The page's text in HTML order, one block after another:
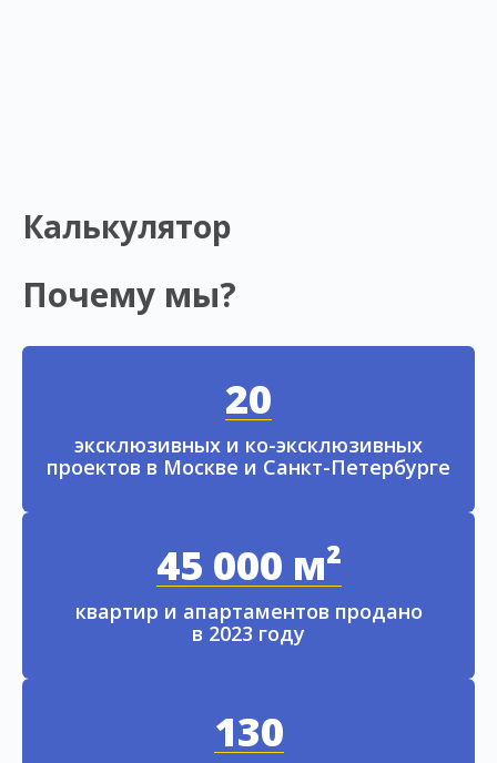
Калькулятор
Почему мы?
20
эксклюзивных и ко-эксклюзивных
проектов в Москве и Санкт-Петербурге
45 000 м²
квартир и апартаментов продано
в 2023 году
130